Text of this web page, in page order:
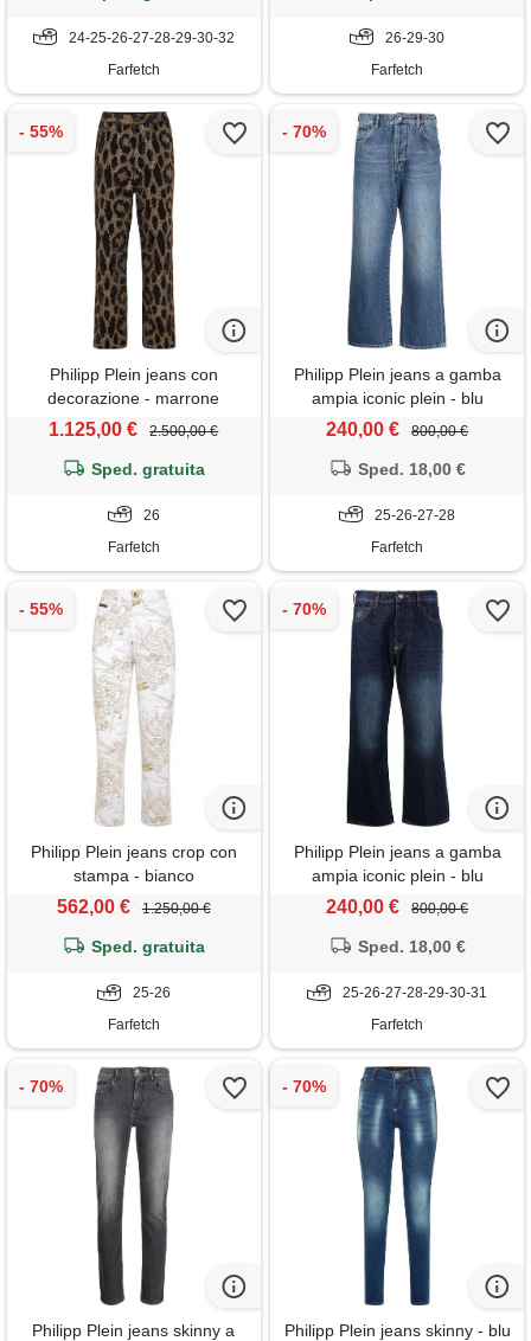
24-25-26-27-28-29-30-32
Farfetch
26-29-30
Farfetch
Philipp Plein jeans con
decorazione - marrone
1.125,00 € 2.500,00 €
Sped. gratuita
26
Farfetch
Philipp Plein jeans a gamba
ampia iconic plein - blu
240,00 € 800,00 €
Sped. 18,00 €
25-26-27-28
Farfetch
Philipp Plein jeans crop con
stampa - bianco
562,00 € 1.250,00 €
Sped. gratuita
25-26
Farfetch
Philipp Plein jeans a gamba
ampia iconic plein - blu
240,00 € 800,00 €
Sped. 18,00 €
25-26-27-28-29-30-31
Farfetch
Philipp Plein jeans skinny a
Philipp Plein jeans skinny - blu